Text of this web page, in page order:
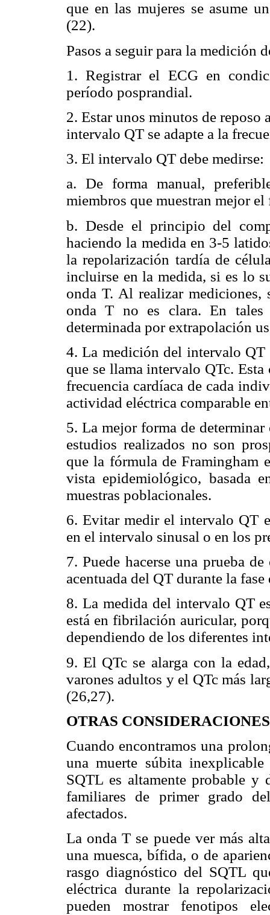
que en las mujeres se asume
(22).
Pasos a seguir para la medición
1. Registrar el ECG en
período posprandial.
2. Estar unos minutos de reposo
intervalo QT se adapte a la
3. El intervalo QT debe medirse:
a. De forma manual,
miembros que muestran mejor
b. Desde el principio del
haciendo la medida en 3-5
la repolarización tardía de
incluirse en la medida, si es lo
onda T. Al realizar
onda T no es clara. En
determinada por extrapolación
4. La medición del intervalo QT
que se llama intervalo QTc.
frecuencia cardíaca de cada
actividad eléctrica comparable
5. La mejor forma de
estudios realizados no son
que la fórmula de Framingham
vista epidemiológico, basada
muestras poblacionales.
6. Evitar medir el intervalo QT
en el intervalo sinusal o en los
7. Puede hacerse una prueba
acentuada del QT durante la
8. La medida del intervalo QT
está en fibrilación auricular,
dependiendo de los diferentes
9. El QTc se alarga con la
varones adultos y el QTc más
(26,27).
OTRAS
Cuando encontramos una
una muerte súbita
SQTL es altamente probable y
familiares de primer grado
afectados.
La onda T se puede ver más
una muesca, bífida, o de
rasgo diagnóstico del SQTL
eléctrica durante la
pueden mostrar fenotipos